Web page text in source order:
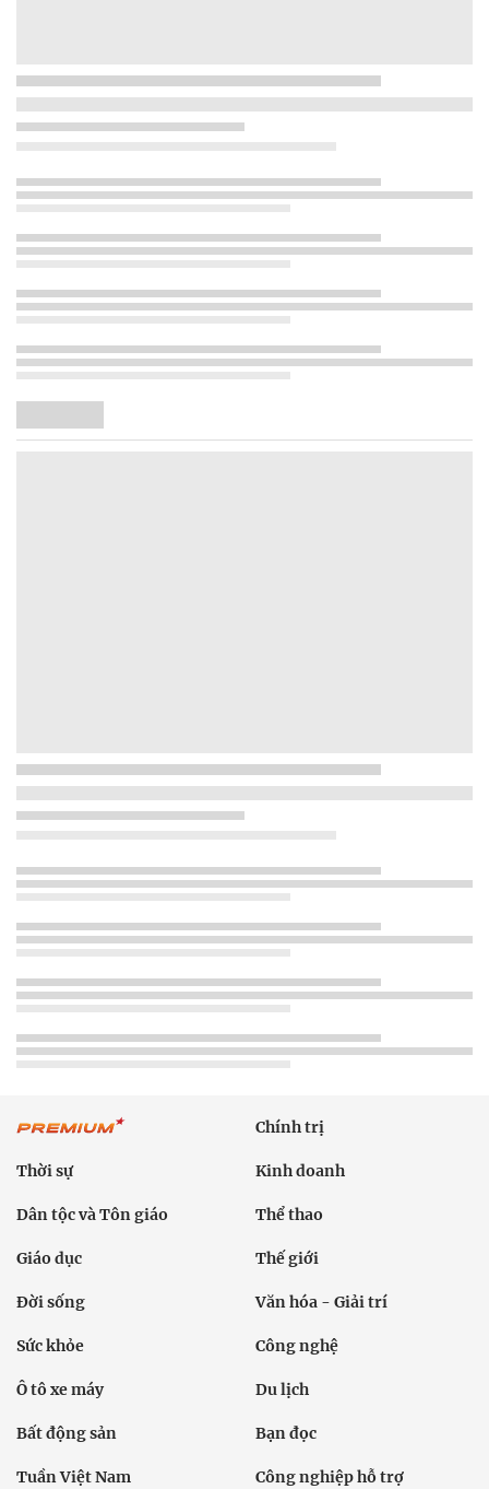
Chính trị
Thời sự Kinh doanh
Dân tộc và Tôn giáo Thể thao
Giáo dục Thế giới
Đời sống Văn hóa - Giải trí
Sức khỏe Công nghệ
Ô tô xe máy Du lịch
Bất động sản Bạn đọc
Tuần Việt Nam Công nghiệp hỗ trợ